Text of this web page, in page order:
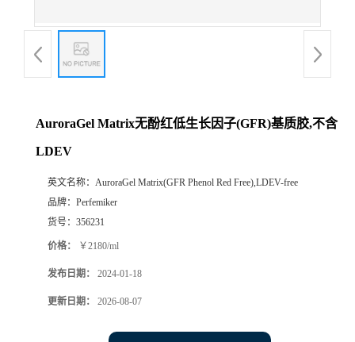
AuroraGel Matrix无酚红低生长因子(GFR)基质胶,不含
LDEV
英文名称： AuroraGel Matrix(GFR Phenol Red Free),LDEV-free
品牌： Perfemiker
货号： 356231
价格： ￥2180/ml
发布日期： 2024-01-18
更新日期： 2026-08-07